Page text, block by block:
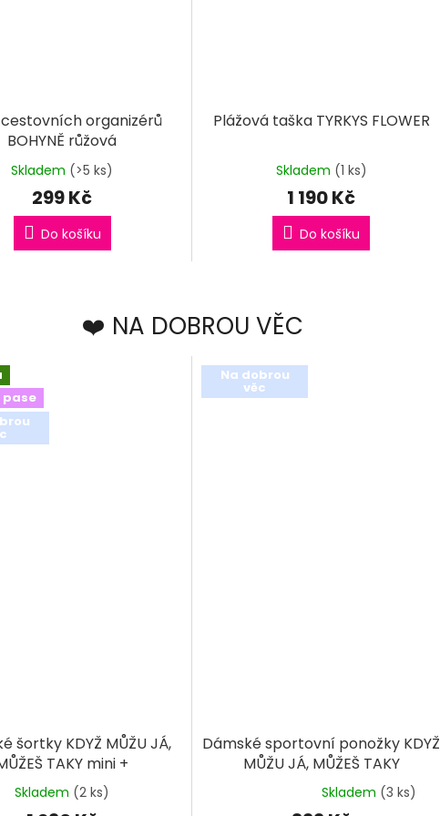
cestovních organizérů
BOHYNĚ růžová
Skladem (>5 ks)
299 Kč
Do košíku
Plážová taška TYRKYS FLOWER
Skladem (1 ks)
1 190 Kč
Do košíku
❤️ NA DOBROU VĚC
pase
šortky KDYŽ MŮŽU JÁ,
TAKY mini +
Skladem (2 ks)
Na dobrou
věc
Dámské sportovní ponožky KDYŽ
MŮŽU JÁ, MŮŽEŠ TAKY
hodnocení
Skladem (3 ks)